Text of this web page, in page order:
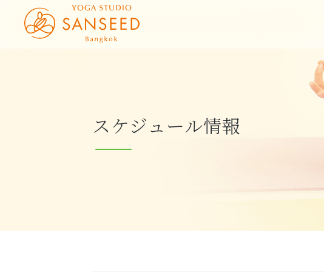
スケジュール情報